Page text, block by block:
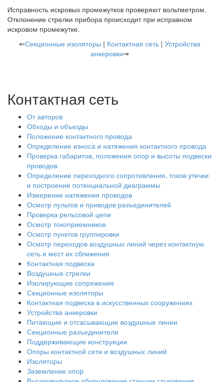
Исправность искровых промежутков проверяют вольтметром.
Отклонение стрелки прибора происходит при исправном
искровом промежутке.
⇐Секционные изоляторы | Контактная сеть| Устройства
анкеровки⇒
Контактная сеть
От авторов
Обходы и объезды
Положение контактного провода
Определение износа и натяжения контактного провода
Проверка габаритов, положения опор и высоты подвески
проводов
Определение переходного сопротивления, токов утечки
и построение потенциальной диаграммы
Измерение натяжения проводов
Осмотр пультов и приводов разъединителей
Проверка рельсовой цепи
Осмотр токоприемников
Осмотр пунктов группировки
Осмотр переходов воздушных линий через контактную
сеть и мест их сближения
Контактная подвеска
Воздушные стрелки
Изолирующие сопряжения
Секционные изоляторы
Контактная подвеска в искусственных сооружениях
Устройства анкеровки
Питающие и отсасывающие воздушные линии
Секционные разъединители
Поддерживающие конструкции
Опоры контактной сети и воздушных линий
Изоляторы
Заземление опор